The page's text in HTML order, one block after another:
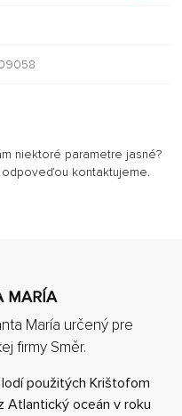
niektoré parametre jasné?
odpoveďou kontaktujeme.
MARÍA
María určený pre
firmy Směr.
použitých Krištofom
Atlantický oceán v roku